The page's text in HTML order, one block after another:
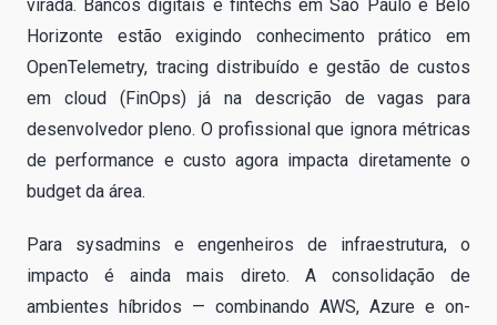
virada. Bancos digitais e fintechs em São Paulo e Belo
Horizonte estão exigindo conhecimento prático em
OpenTelemetry, tracing distribuído e gestão de custos
em cloud (FinOps) já na descrição de vagas para
desenvolvedor pleno. O profissional que ignora métricas
de performance e custo agora impacta diretamente o
budget da área.
Para sysadmins e engenheiros de infraestrutura, o
impacto é ainda mais direto. A consolidação de
ambientes híbridos — combinando AWS, Azure e on-